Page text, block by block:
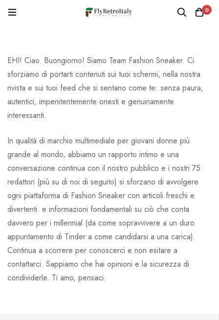
0
EHI! Ciao. Buongiorno! Siamo Team Fashion Sneaker. Ci
sforziamo di portarti contenuti sui tuoi schermi, nella nostra
rivista e sui tuoi feed che si sentano come te: senza paura,
autentici, impenitentemente onesti e genuinamente
interessanti.
In qualità di marchio multimediale per giovani donne più
grande al mondo, abbiamo un rapporto intimo e una
conversazione continua con il nostro pubblico e i nostri 75
redattori (più su di noi di seguito) si sforzano di avvolgere
ogni piattaforma di Fashion Sneaker con articoli freschi e
divertenti. e informazioni fondamentali su ciò che conta
davvero per i millennial (da come sopravvivere a un duro
appuntamento di Tinder a come candidarsi a una carica).
Continua a scorrere per conoscerci e non esitare a
contattarci. Sappiamo che hai opinioni e la sicurezza di
condividerle. Ti amo, pensaci.